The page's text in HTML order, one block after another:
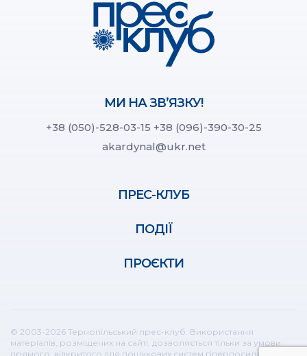
МИ НА ЗВ’ЯЗКУ!
+38 (050)-528-03-15 +38 (096)-390-30-25
akardynal@ukr.net
ПРЕС-КЛУБ
ПОДІЇ
ПРОЄКТИ
© 2003-2026 Тернопільський прес-клуб. Використання
матеріалів, розміщених на сайті, дозволяється тільки за умови
прямого, відкритого для пошукових систем гіперпосилання